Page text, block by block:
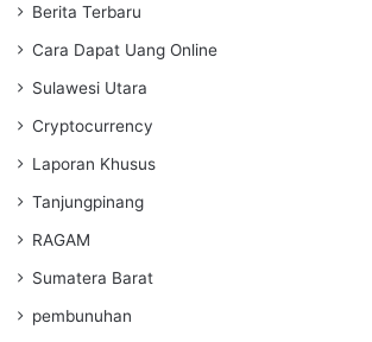
Berita Terbaru
Cara Dapat Uang Online
Sulawesi Utara
Cryptocurrency
Laporan Khusus
Tanjungpinang
RAGAM
Sumatera Barat
pembunuhan